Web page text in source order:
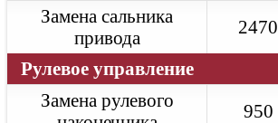
Замена сальника
привода
2470
Рулевое управление
Замена рулевого
950
Замена масла в АКПП
Замена тормозных колодок
Замена ремня ГРМ
Диагностика
Ремонт двигателя
Ремонт АКПП